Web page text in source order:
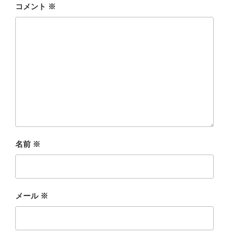
コメント ※
名前 ※
メール ※